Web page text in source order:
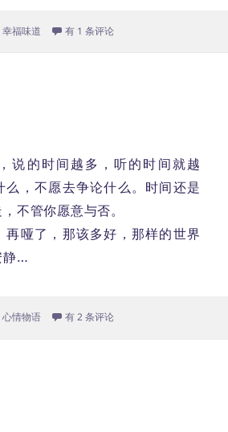
分
幸福味道 爱人
有 1 条评论
说的时间越多，听的时间就越
么，不愿去争论什么。时间还是
不管你愿意与否。
再哑了，那该多好，那样的世界
静…
分
心情物语 说
有 2 条评论